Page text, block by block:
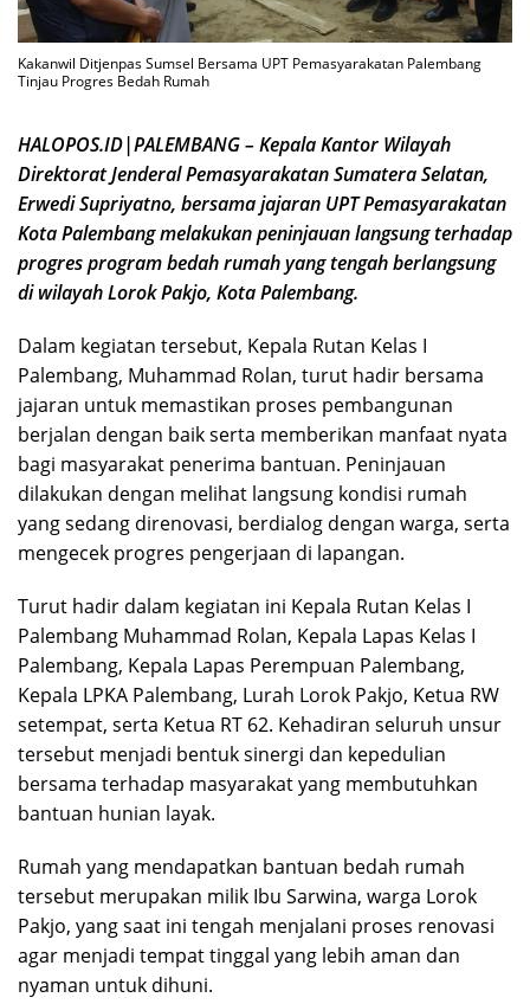
Kakanwil Ditjenpas Sumsel Bersama UPT Pemasyarakatan Palembang
Tinjau Progres Bedah Rumah
HALOPOS.ID|PALEMBANG – Kepala Kantor Wilayah
Direktorat Jenderal Pemasyarakatan Sumatera Selatan,
Erwedi Supriyatno, bersama jajaran UPT Pemasyarakatan
Kota Palembang melakukan peninjauan langsung terhadap
progres program bedah rumah yang tengah berlangsung
di wilayah Lorok Pakjo, Kota Palembang.
Dalam kegiatan tersebut, Kepala Rutan Kelas I
Palembang, Muhammad Rolan, turut hadir bersama
jajaran untuk memastikan proses pembangunan
berjalan dengan baik serta memberikan manfaat nyata
bagi masyarakat penerima bantuan. Peninjauan
dilakukan dengan melihat langsung kondisi rumah
yang sedang direnovasi, berdialog dengan warga, serta
mengecek progres pengerjaan di lapangan.
Turut hadir dalam kegiatan ini Kepala Rutan Kelas I
Palembang Muhammad Rolan, Kepala Lapas Kelas I
Palembang, Kepala Lapas Perempuan Palembang,
Kepala LPKA Palembang, Lurah Lorok Pakjo, Ketua RW
setempat, serta Ketua RT 62. Kehadiran seluruh unsur
tersebut menjadi bentuk sinergi dan kepedulian
bersama terhadap masyarakat yang membutuhkan
bantuan hunian layak.
Rumah yang mendapatkan bantuan bedah rumah
tersebut merupakan milik Ibu Sarwina, warga Lorok
Pakjo, yang saat ini tengah menjalani proses renovasi
agar menjadi tempat tinggal yang lebih aman dan
nyaman untuk dihuni.